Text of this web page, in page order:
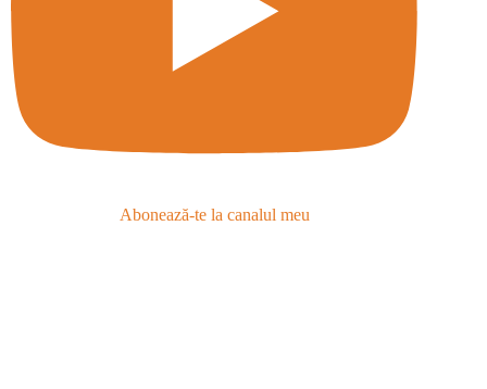
Abonează-te la canalul meu